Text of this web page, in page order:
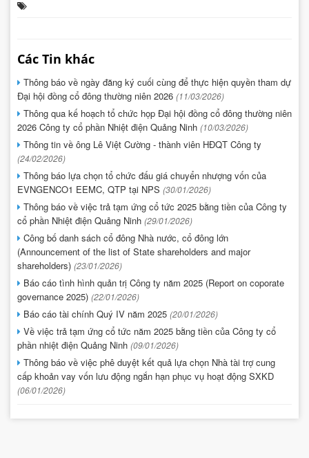
Các Tin khác
Thông báo về ngày đăng ký cuối cùng để thực hiện quyền tham dự
Đại hội đồng cổ đông thường niên 2026 (11/03/2026)
Thông qua kế hoạch tổ chức họp Đại hội đồng cổ đông thường niên
2026 Công ty cổ phần Nhiệt điện Quảng Ninh (10/03/2026)
Thông tin về ông Lê Việt Cường - thành viên HĐQT Công ty
(24/02/2026)
Thông báo lựa chọn tổ chức đấu giá chuyển nhượng vốn của
EVNGENCO1 EEMC, QTP tại NPS (30/01/2026)
Thông báo về việc trả tạm ứng cổ tức 2025 bằng tiền của Công ty
cổ phần Nhiệt điện Quảng Ninh (29/01/2026)
Công bố danh sách cổ đông Nhà nước, cổ đông lớn
(Announcement of the list of State shareholders and major
shareholders) (23/01/2026)
Báo cáo tình hình quản trị Công ty năm 2025 (Report on coporate
governance 2025) (22/01/2026)
Báo cáo tài chính Quý IV năm 2025 (20/01/2026)
Về việc trả tạm ứng cổ tức năm 2025 bằng tiền của Công ty cổ
phần nhiệt điện Quảng Ninh (09/01/2026)
Thông báo về việc phê duyệt kết quả lựa chọn Nhà tài trợ cung
cấp khoản vay vốn lưu động ngắn hạn phục vụ hoạt động SXKD
(06/01/2026)